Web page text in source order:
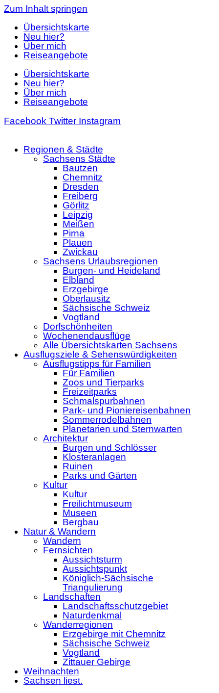
Zum Inhalt springen
Übersichtskarte
Neu hier?
Über mich
Reiseangebote
Übersichtskarte
Neu hier?
Über mich
Reiseangebote
Facebook Twitter Instagram
Regionen & Städte
Sachsens Städte
Bautzen
Chemnitz
Dresden
Freiberg
Görlitz
Leipzig
Meißen
Pirna
Plauen
Zwickau
Sachsens Urlaubsregionen
Burgen- und Heideland
Elbland
Erzgebirge
Oberlausitz
Sächsische Schweiz
Vogtland
Dorfschönheiten
Wochenendausflüge
Alle Übersichtskarten Sachsens
Ausflugsziele & Sehenswürdigkeiten
Ausflugstipps für Familien
Für Familien
Zoos und Tierparks
Freizeitparks
Schmalspurbahnen
Park- und Pioniereisenbahnen
Sommerrodelbahnen
Planetarien und Sternwarten
Architektur
Burgen und Schlösser
Klosteranlagen
Ruinen
Parks und Gärten
Kultur
Kultur
Freilichtmuseum
Museen
Bergbau
Natur & Wandern
Wandern
Fernsichten
Aussichtsturm
Aussichtspunkt
Königlich-Sächsische
Triangulierung
Landschaften
Landschaftsschutzgebiet
Naturdenkmal
Wanderregionen
Erzgebirge mit Chemnitz
Sächsische Schweiz
Vogtland
Zittauer Gebirge
Weihnachten
Sachsen liest.